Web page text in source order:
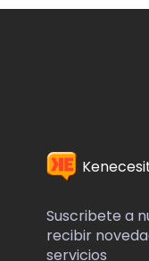
Suscribete a
recibir
servicios